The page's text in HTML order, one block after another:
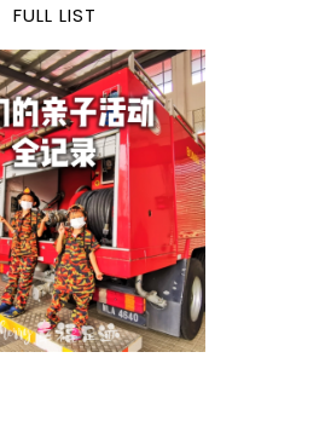
FULL LIST